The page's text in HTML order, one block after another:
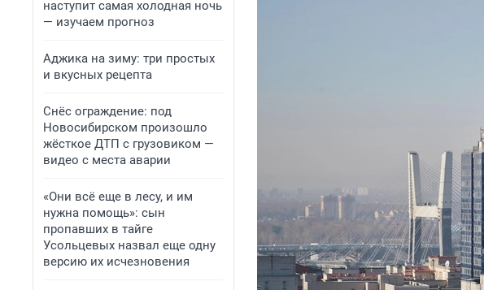
наступит самая холодная ночь
— изучаем прогноз
Аджика на зиму: три простых
и вкусных рецепта
Снёс ограждение: под
Новосибирском произошло
жёсткое ДТП с грузовиком —
видео с места аварии
«Они всё еще в лесу, и им
нужна помощь»: сын
пропавших в тайге
Усольцевых назвал еще одну
версию их исчезновения